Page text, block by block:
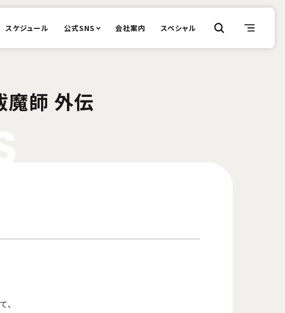
スケジュール 公式SNS 会社案内 スペシャル
魔師 外伝
、